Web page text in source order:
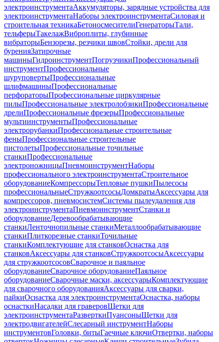
электроинструментаАккумуляторы, зарядные устройства для
электроинструментаНаборы электроинструментаСиловая и
строительная техникаБетоносмесителиГенераторыТали,
тельферыТакелажВиброплиты, глубинные
вибраторыБензорезы, резчики швовСтойки, дрели для
буренияЗатирочные
машиныГидроинструментПогрузчикиПрофессиональный
инструментПрофессиональные
шуруповертыПрофессиональные
шлифмашиныПрофессиональные
перфораторыПрофессиональные циркулярные
пилыПрофессиональные электролобзикиПрофессиональные
дрелиПрофессиональные фрезерыПрофессиональные
мультиинструментыПрофессиональные
электрорубанкиПрофессиональные строительные
феныПрофессиональные строительные
пистолетыПрофессиональные точильные
станкиПрофессиональные
электроножницыПневмоинструментНаборы
профессионального электроинструментаСтроительное
оборудованиеКомпрессорыТепловые пушкиПылесосы
профессиональныеСтружкоотсосыДомкратыАксессуары для
компрессоров, пневмосистемСистемы пылеудаления для
электроинструментаПневмоинструментСтанки и
оборудованиеДеревообрабатывающие
станкиЛенточнопильные станкиМеталлообрабатывающие
станкиПлиткорезные станкиТочильные
станкиКомплектующие для станковОснастка для
станковАксессуары для станковСтружкоотсосыАксессуары
для стружкоотсосовСварочное и паяльное
оборудованиеСварочное оборудованиеПаяльное
оборудованиеСварочные маски, аксессуарыКомплектующие
для сварочного оборудованияАксессуары для сварки,
пайкиОснастка для электроинструментаОснастка, наборы
оснасткиНасадки для граверовЩетки для
электроинструментаРазверткиПуансоныЩетки для
электродвигателейСлесарный инструментНаборы
инструментовГоловки, битыГаечные ключиОтвертки, наборы